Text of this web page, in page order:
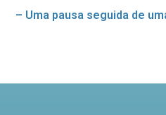
– Uma pausa seguida de